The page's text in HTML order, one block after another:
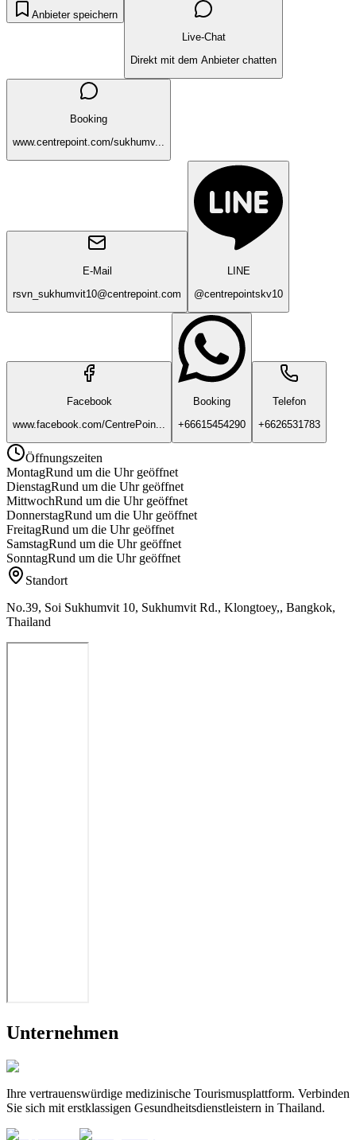
Anbieter speichern
Live-Chat
Direkt mit dem Anbieter chatten
Booking
www.centrepoint.com/sukhumv...
E-Mail
rsvn_sukhumvit10@centrepoint.com
LINE
@centrepointskv10
Facebook
www.facebook.com/CentrePoin...
Booking
+66615454290
Telefon
+6626531783
Öffnungszeiten
MontagRund um die Uhr geöffnet
DienstagRund um die Uhr geöffnet
MittwochRund um die Uhr geöffnet
DonnerstagRund um die Uhr geöffnet
FreitagRund um die Uhr geöffnet
SamstagRund um die Uhr geöffnet
SonntagRund um die Uhr geöffnet
Standort
No.39, Soi Sukhumvit 10, Sukhumvit Rd., Klongtoey,, Bangkok,
Thailand
Unternehmen
Ihre vertrauenswürdige medizinische Tourismusplattform. Verbinden
Sie sich mit erstklassigen Gesundheitsdienstleistern in Thailand.